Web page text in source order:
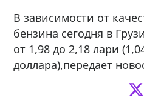
В зависимости от
бензина сегодня в
от 1,98 до 2,18 лари
доллара),передает